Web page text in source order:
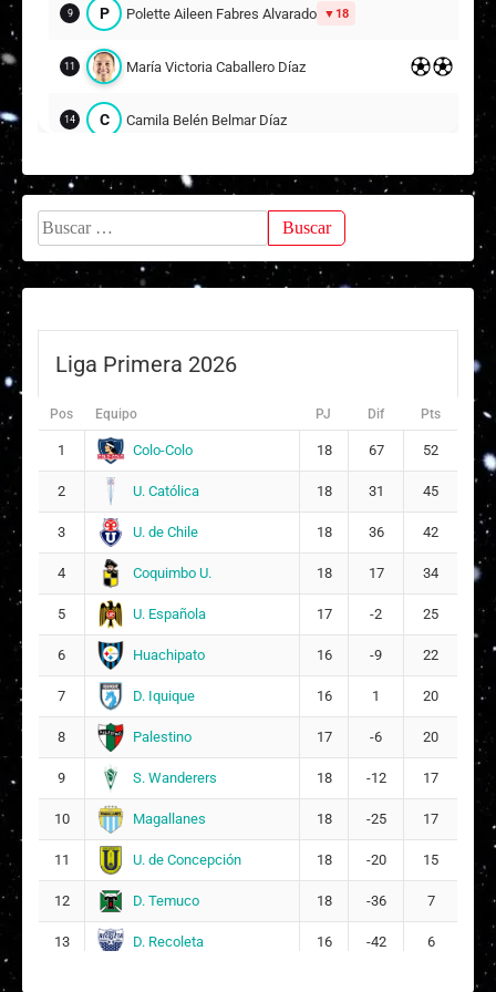
27
13
9 P Polette Aileen Fabres Alvarado 18
11 María Victoria Caballero Díaz
14 C Camila Belén Belmar Díaz
15 J Javiera Cristina Bonometti Oyarzún
21 Martina Antonia Contreras Morales
ARQUERA
7 P Paula Javiera Cuminao Apablaza
17 Nicole Denise Fajre Biggs
18
F Francisca Isidora Saavedra Contreras
9
23 A Amanda Isidora Melipil Bobadilla
Buscar:
Liga Primera 2026
Pos Equipo PJ Dif Pts
1 Colo-Colo 18 67 52
2 U. Católica 18 31 45
3 U. de Chile 18 36 42
4 Coquimbo U. 18 17 34
5 U. Española 17 -2 25
6 Huachipato 16 -9 22
7 D. Iquique 16 1 20
8 Palestino 17 -6 20
9 S. Wanderers 18 -12 17
10 Magallanes 18 -25 17
11 U. de Concepción 18 -20 15
12 D. Temuco 18 -36 7
13 D. Recoleta 16 -42 6